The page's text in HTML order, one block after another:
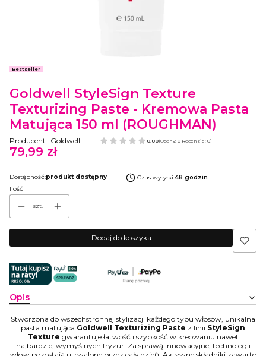
Etykiety
Bestseller
Goldwell StyleSign Texture
Texturizing Paste - Kremowa Pasta
Matująca 150 ml (ROUGHMAN)
Producent: Goldwell 0.00(Oceny: 0 Recenzje: 0)
Cena
79,99 zł
Dostępność:produkt dostępny Czas wysyłki:48 godzin
Ilość
szt.
Dodaj do koszyka
Opis
Stworzona do wszechstronnej stylizacji każdego typu włosów, unikalna
pasta matująca Goldwell Texturizing Paste z linii StyleSign
Texture gwarantuje łatwość i szybkość w kreowaniu nawet
najbardziej wymyślnych fryzur. Za sprawą innowacyjnej technologii